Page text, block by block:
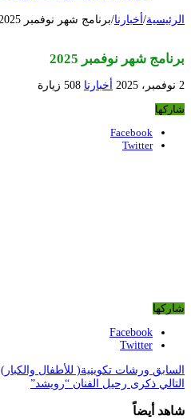
الرئيسية/ أخبارنا/برنامج شهر نوفمبر 2025
برنامج شهر نوفمبر 2025
2 نوفمبر، 2025 أخبارنا 508 زيارة
شاركها
Facebook
Twitter
شاركها
Facebook
Twitter
السابق ورشات تكوينية( للأطفال والكبار)
التالي ذكرى رحيل الفنان “رويشد”
شاهد أيضاً